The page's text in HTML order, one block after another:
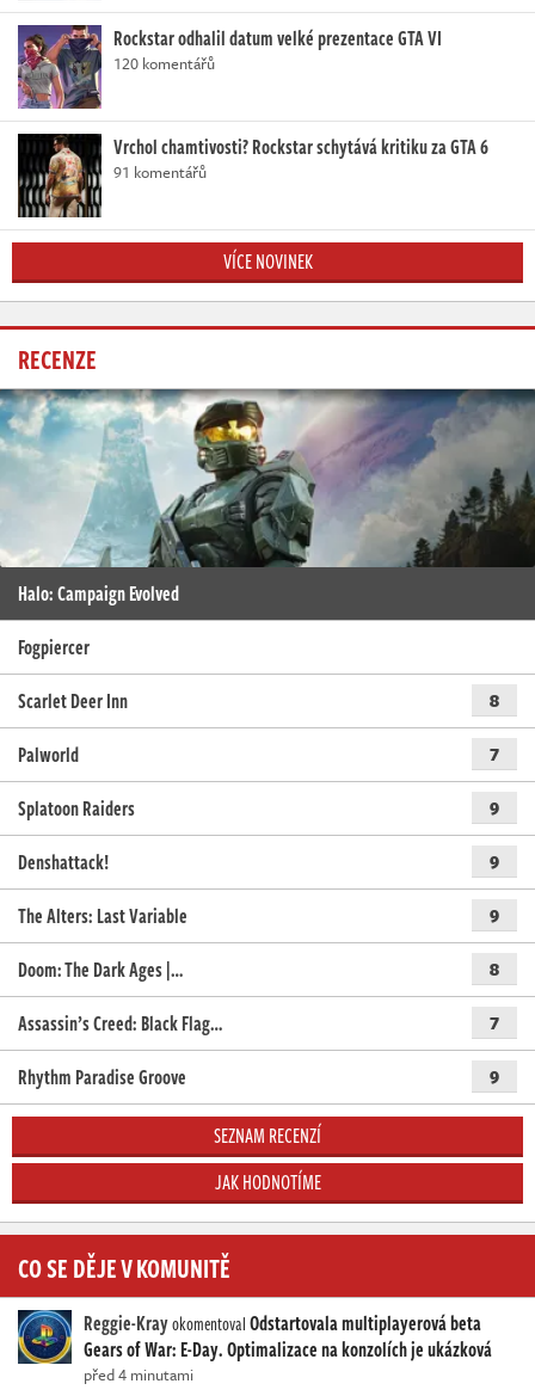
Rockstar odhalil datum velké prezentace GTA VI
120 komentářů
Vrchol chamtivosti? Rockstar schytává kritiku za GTA 6
91 komentářů
VÍCE NOVINEK
RECENZE
Halo: Campaign Evolved
Fogpiercer
Scarlet Deer Inn
8
Palworld 7
Splatoon Raiders 9
Denshattack! 9
The Alters: Last Variable 9
Doom: The Dark Ages |… 8
Assassin’s Creed: Black Flag… 7
Rhythm Paradise Groove 9
SEZNAM RECENZÍ
JAK HODNOTÍME
CO SE DĚJE V KOMUNITĚ
Reggie-KrayokomentovalOdstartovala multiplayerová beta
Gears of War: E-Day. Optimalizace na konzolích je ukázková
před 4 minutami